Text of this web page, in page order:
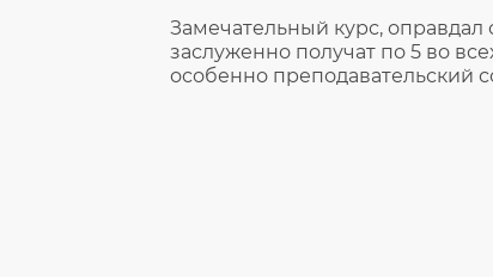
Замечательный курс, оправдал
заслуженно получат по 5 во
особенно преподавательский